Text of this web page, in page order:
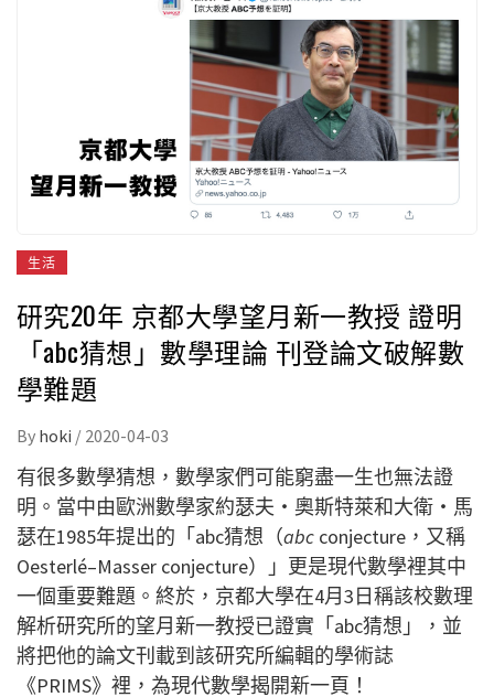
生活
研究20年 京都大學望月新一教授 證明
「abc猜想」數學理論 刊登論文破解數
學難題
By hoki / 2020-04-03
有很多數學猜想，數學家們可能窮盡一生也無法證
明。當中由歐洲數學家約瑟夫・奧斯特萊和大衛・馬
瑟在1985年提出的「abc猜想（abc conjecture，又稱
Oesterlé–Masser conjecture）」更是現代數學裡其中
一個重要難題。終於，京都大學在4月3日稱該校數理
解析研究所的望月新一教授已證實「abc猜想」，並
將把他的論文刊載到該研究所編輯的學術誌
《PRIMS》裡，為現代數學揭開新一頁！